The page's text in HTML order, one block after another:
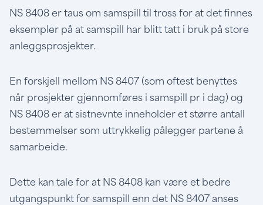
NS 8408 er taus om samspill til tross for at det finnes
eksempler på at samspill har blitt tatt i bruk på store
anleggsprosjekter.
En forskjell mellom NS 8407 (som oftest benyttes
når prosjekter gjennomføres i samspill pr i dag) og
NS 8408 er at sistnevnte inneholder et større antall
bestemmelser som uttrykkelig pålegger partene å
samarbeide.
Dette kan tale for at NS 8408 kan være et bedre
utgangspunkt for samspill enn det NS 8407 anses